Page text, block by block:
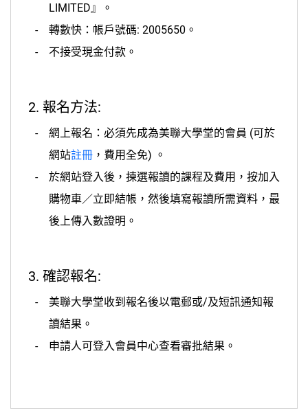
LIMITED』。
轉數快：帳戶號碼: 2005650。
不接受現金付款。
2. 報名方法:
網上報名：必須先成為美聯大學堂的會員 (可於
網站註冊 ，費用全免) 。
於網站登入後，揀選報讀的課程及費用，按加入
購物車／立即結帳，然後填寫報讀所需資料，最
後上傳入數證明。
3. 確認報名:
美聯大學堂收到報名後以電郵或/及短訊通知報
讀結果。
申請人可登入會員中心查看審批結果。